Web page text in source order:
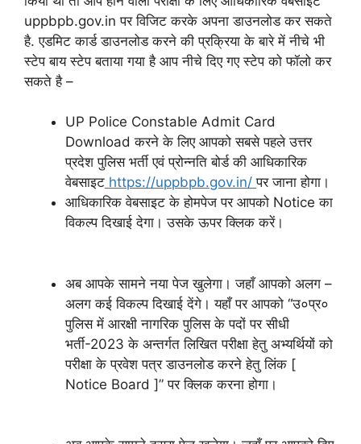
uppbpb.gov.in पर विजिट करके अपना डाउनलोड कर सकते
है. एडमिट कार्ड डाउनलोड करने की प्रक्रिया के बारे में नीचे भी
स्टेप बाय स्टेप बताया गया है आप नीचे दिए गए स्टेप को फॉलो कर
सकते है –
UP Police Constable Admit Card
Download करने के लिए आपको सबसे पहले उत्तर
प्रदेश पुलिस भर्ती एवं प्रोन्नति बोर्ड की आधिकारिक
वेबसाइट https://uppbpb.gov.in/पर जाना होगा।
आधिकारिक वेबसाइट के होमपेज पर आपको Notice का
विकल्प दिखाई देगा। उसके ऊपर क्लिक करें।
अब आपके सामने नया पेज खुलेगा। जहाँ आपको अलग –
अलग कई विकल्प दिखाई देंगे। यहाँ पर आपको “उ०प्र०
पुलिस में आरक्षी नागरिक पुलिस के पदों पर सीधी
भर्ती-2023 के अन्तर्गत लिखित परीक्षा हेतु अभ्यर्थियों को
परीक्षा के प्रवेश पत्र डाउनलोड करने हेतु लिंक [
Notice Board ]” पर क्लिक करना होगा।